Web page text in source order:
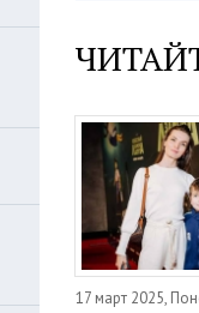
17 март 2025,